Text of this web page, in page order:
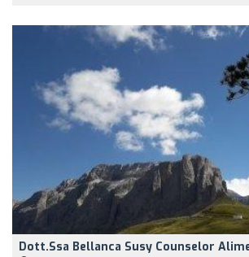
Dott.ssa Bellanca Susy Counselor